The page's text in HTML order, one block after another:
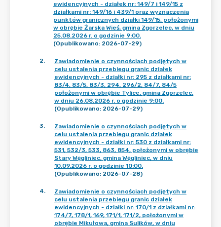
ewidencyjnych - działek nr: 149/7 i 149/15 z
działkami nr: 149/16 i 439/1 oraz wyznaczenia
punktów granicznych działki 149/15, położonymi
w obrębie Żarska Wieś, gmina Zgorzelec, w dniu
25.08.2026 r. o godzinie 9:00.
(Opublikowano: 2026-07-29)
2.
Zawiadomienie o czynnościach podjętych w
celu ustalenia przebiegu granic działek
ewidencyjnych - działki nr: 295 z działkami nr:
83/4, 83/5, 83/3, 294, 296/2, 84/7, 84/5
położonymi w obrębie Tylice, gmina Zgorzelec,
w dniu 26.08.2026 r. o godzinie 9:00.
(Opublikowano: 2026-07-29)
3.
Zawiadomienie o czynnościach podjętych w
celu ustalenia przebiegu granic działek
ewidencyjnych - działki nr: 530 z działkami nr:
531, 532/3, 533, 863, 854, położonymi w obrębie
Stary Węgliniec, gmina Węgliniec, w dniu
10.09.2026 r. o godzinie 10:00.
(Opublikowano: 2026-07-28)
4.
Zawiadomienie o czynnościach podjętych w
celu ustalenia przebiegu granic działek
ewidencyjnych - działki nr: 170/1 z działkami nr:
174/7, 178/1, 169, 171/1, 171/2, położonymi w
obrębie Mikułowa, gmina Sulików, w dniu